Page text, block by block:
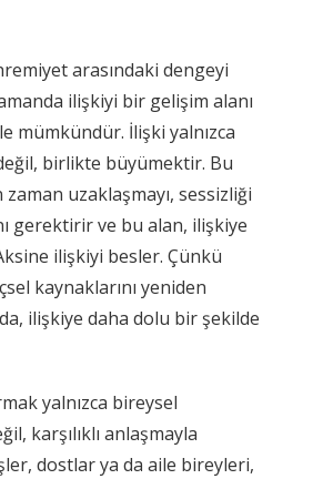
arasındaki dengeyi
ilişkiyi bir gelişim alanı
mümkündür. İlişki yalnızca
birlikte büyümektir. Bu
uzaklaşmayı, sessizliği
gerektirir ve bu alan, ilişkiye
ilişkiyi besler. Çünkü
kaynaklarını yeniden
ilişkiye daha dolu bir şekilde
yalnızca bireysel
karşılıklı anlaşmayla
dostlar ya da aile bireyleri,